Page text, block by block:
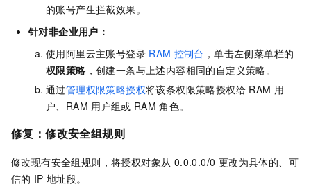
的账号产生拦截效果。
针对非企业用户：
使用阿里云主账号登录 RAM 控制台 ，单击左侧菜单栏的
权限策略 ，创建一条与上述内容相同的自定义策略。
通过管理权限策略授权将该条权限策略授权给 RAM 用
户、RAM 用户组或 RAM 角色。
修复：修改安全组规则
修改现有安全组规则，将授权对象从 0.0.0.0/0 更改为具体的、可
信的 IP 地址段。